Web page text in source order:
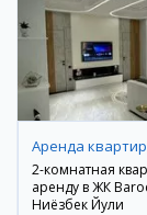
Аренда квартир
2-комнатная
аренду в ЖК
Ниёзбек Йули